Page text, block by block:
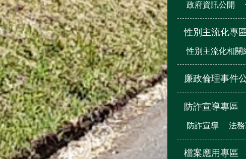
政府資訊公開
性別主流化專區
性別主流化相關
廉政倫理事件
防詐宣導專區
防詐宣導 法
檔案應用專區